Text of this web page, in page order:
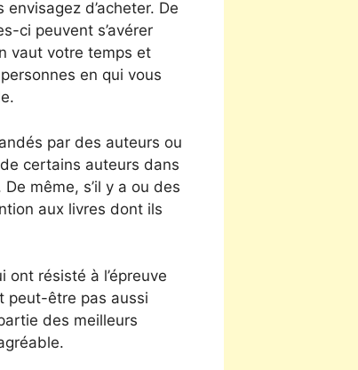
d’acheter. De
ci peuvent s’avérer
vaut votre temps et
en qui vous
par des auteurs ou
certains auteurs dans
même, s’il y a ou des
aux livres dont ils
ont résisté à l’épreuve
peut-être pas aussi
des meilleurs